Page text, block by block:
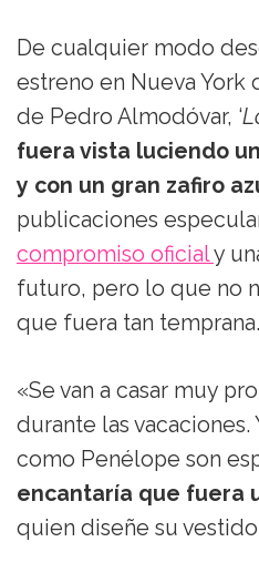
De cualquier modo
estreno en Nueva
de Pedro Almodóvar, ‘
fuera vista luciendo
y con un gran zafiro
publicaciones
compromiso oficialy
futuro, pero lo que no
que fuera tan temprana.
«Se van a casar muy
durante las vacaciones.
como Penélope son
encantaría que fuera
quien diseñe su